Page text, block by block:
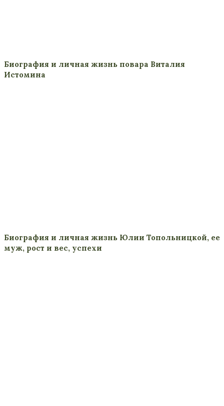
Биография и личная жизнь повара Виталия
Истомина
Биография и личная жизнь Юлии Топольницкой, ее
муж, рост и вес, успехи